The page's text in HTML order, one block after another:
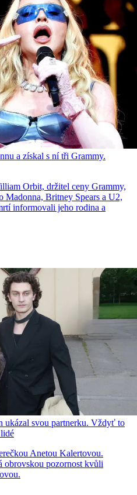
a získal s ní tři Grammy.
Orbit, držitel ceny Grammy,
Madonna, Britney Spears a U2,
informovali jeho rodina a
ukázal svou partnerku. Vždyť to
Anetou Kalertovou.
obrovskou pozornost kvůli